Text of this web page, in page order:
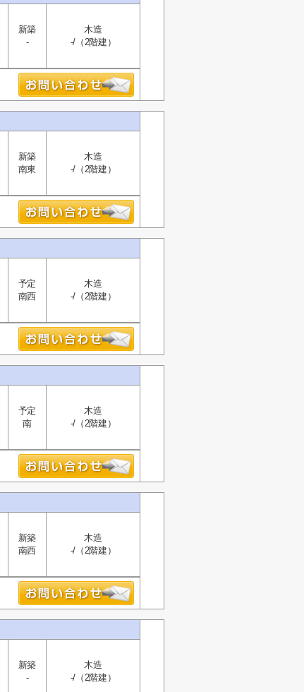
新築
-
木造
-/（2階建）
新築
南東
木造
-/（2階建）
予定
南西
木造
-/（2階建）
予定
南
木造
-/（2階建）
新築
南西
木造
-/（2階建）
新築
-
木造
-/（2階建）